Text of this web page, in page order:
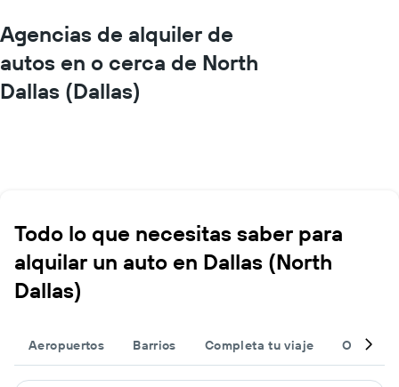
Agencias de alquiler de
autos en o cerca de North
Dallas (Dallas)
Todo lo que necesitas saber para
alquilar un auto en Dallas (North
Dallas)
Aeropuertos Barrios Completa tu viaje Otros